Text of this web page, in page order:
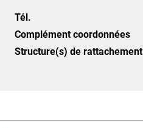
Tél.
Complément coordonnées
Structure(s) de rattachement